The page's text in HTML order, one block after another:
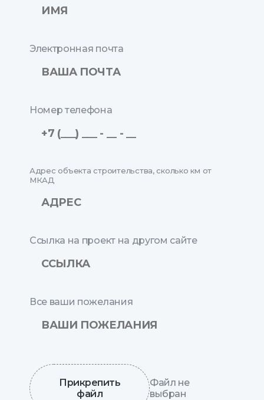
Электронная почта
Номер телефона
Адрес объекта строительства, сколько км от
МКАД
Ссылка на проект на другом сайте
Все ваши пожелания
Прикрепить
файл
Файл не
выбран